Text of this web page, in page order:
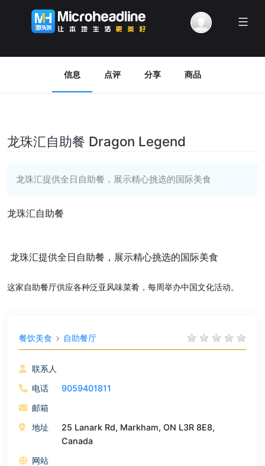
Menu
信息 点评 分享 商品
龙珠汇自助餐 Dragon Legend
龙珠汇提供全日自助餐，展示精心挑选的国际美食
龙珠汇自助餐
龙珠汇提供全日自助餐，展示精心挑选的国际美食
这家自助餐厅供应各种泛亚风味菜肴，每周举办中国文化活动。
餐饮美食 自助餐厅
联系人
电话
9059401811
邮箱
地址
25 Lanark Rd, Markham, ON L3R 8E8,
Canada
网站